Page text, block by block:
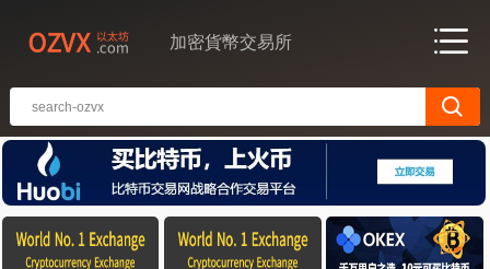
加密貨幣交易所